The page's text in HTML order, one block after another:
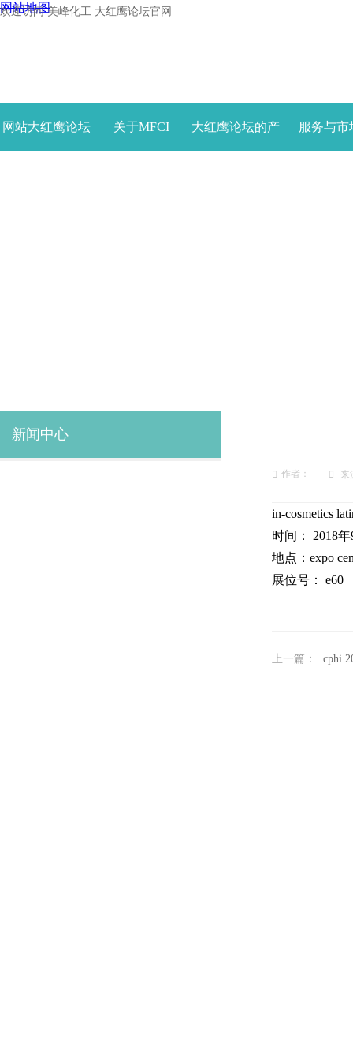
欢迎访问 美峰化工 大红鹰论坛官网
网站大红鹰论坛 关于MFCI 大红鹰论坛的产 服务与市
新闻中心
作者： 来
in-cosmetics
时间： 2018
地点：expo
展位号： e60
上一篇： cphi
网站地图